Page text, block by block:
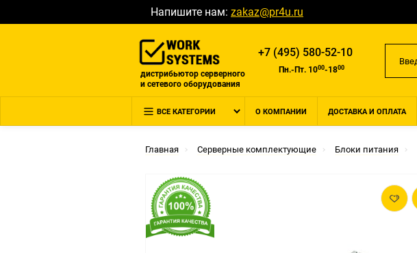
Напишите нам: zakaz@pr4u.ru
дистрибьютор серверного
и сетевого оборудования
+7 (495) 580-52-10
Пн.-Пт. 1000-1800
ВСЕ КАТЕГОРИИ О КОМПАНИИ ДОСТАВКА И ОПЛАТА
Главная Серверные комплектующие Блоки питания